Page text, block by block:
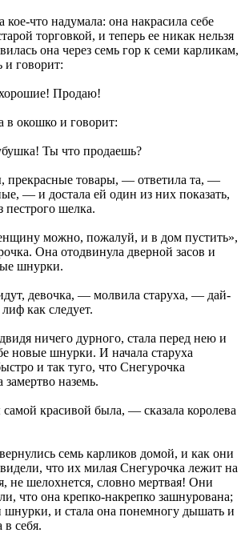
что надумала: она накрасила себе
торговкой, и теперь ее никак нельзя
она через семь гор к семи карликам,
и говорит:
Продаю!
в окошко и говорит:
Ты что продаешь?
товары, — ответила та, —
— и достала ей один из них показать,
пестрого шелка.
можно, пожалуй, и в дом пустить»,
Она отодвинула дверной засов и
шнурки.
девочка, — молвила старуха, — дай-
как следует.
ничего дурного, стала перед нею и
новые шнурки. И начала старуха
и так туго, что Снегурочка
замертво наземь.
красивой была, — сказала королева
семь карликов домой, и как они
что их милая Снегурочка лежит на
не шелохнется, словно мертвая! Они
что она крепко-накрепко зашнурована;
шнурки, и стала она понемногу дышать и
себя.